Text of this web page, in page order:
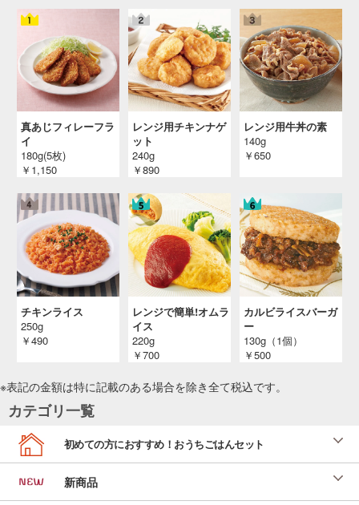
真あじフィレーフラ
イ
180g(5枚)
￥1,150
レンジ用チキンナゲ
ット
240g
￥890
レンジ用牛丼の素
140g
￥650
チキンライス
250g
￥490
レンジで簡単!オムラ
イス
220g
￥700
カルビライスバーガ
ー
130g（1個）
￥500
※表記の金額は特に記載のある場合を除き全て税込です。
カテゴリ一覧
初めての方におすすめ！おうちごはんセット
新商品